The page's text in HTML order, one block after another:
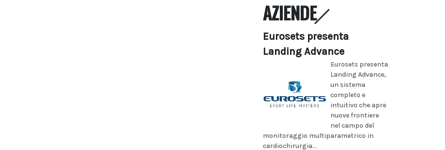
AZIENDE
Eurosets presenta
Landing Advance
Eurosets presenta
Landing Advance,
un sistema
completo e
intuitivo che apre
nuove frontiere
nel campo del
monitoraggio multiparametrico in
cardiochirurgia...